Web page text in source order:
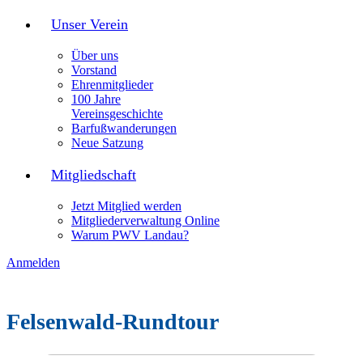
Unser Verein
Über uns
Vorstand
Ehrenmitglieder
100 Jahre
Vereinsgeschichte
Barfußwanderungen
Neue Satzung
Mitgliedschaft
Jetzt Mitglied werden
Mitgliederverwaltung Online
Warum PWV Landau?
Anmelden
Felsenwald-Rundtour